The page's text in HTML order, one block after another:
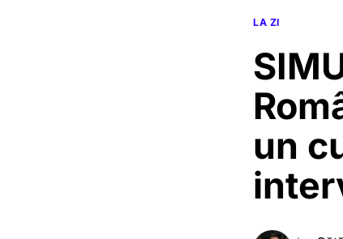
LA ZI
un